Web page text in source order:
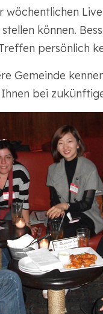
wöchentlichen
können.
persönlich
Gemeinde
bei